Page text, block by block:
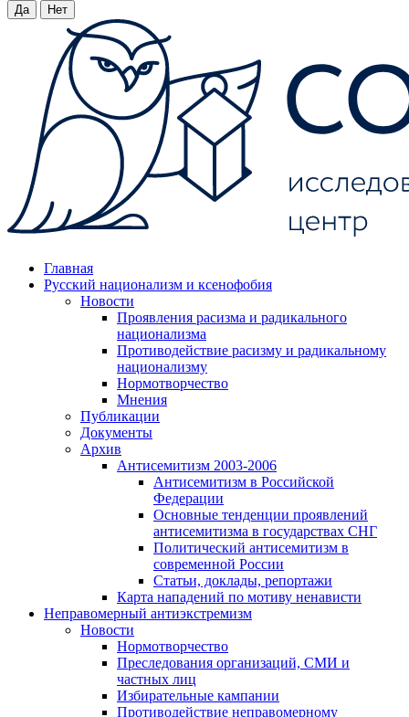
Да Нет
Главная
Русский национализм и ксенофобия
Новости
Проявления расизма и радикального
национализма
Противодействие расизму и радикальному
национализму
Нормотворчество
Мнения
Публикации
Документы
Архив
Антисемитизм 2003-2006
Антисемитизм в Российской
Федерации
Основные тенденции проявлений
антисемитизма в государствах СНГ
Политический антисемитизм в
современной России
Статьи, доклады, репортажи
Карта нападений по мотиву ненависти
Неправомерный антиэкстремизм
Новости
Нормотворчество
Преследования организаций, СМИ и
частных лиц
Избирательные кампании
Противодействие неправомерному